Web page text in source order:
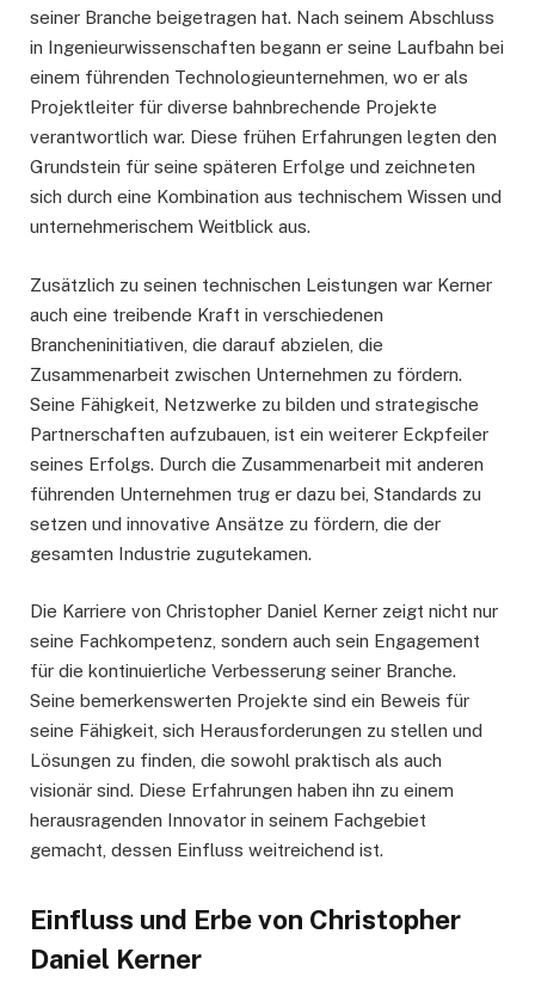
seiner Branche beigetragen hat. Nach seinem Abschluss
in Ingenieurwissenschaften begann er seine Laufbahn bei
einem führenden Technologieunternehmen, wo er als
Projektleiter für diverse bahnbrechende Projekte
verantwortlich war. Diese frühen Erfahrungen legten den
Grundstein für seine späteren Erfolge und zeichneten
sich durch eine Kombination aus technischem Wissen und
unternehmerischem Weitblick aus.
Zusätzlich zu seinen technischen Leistungen war Kerner
auch eine treibende Kraft in verschiedenen
Brancheninitiativen, die darauf abzielen, die
Zusammenarbeit zwischen Unternehmen zu fördern.
Seine Fähigkeit, Netzwerke zu bilden und strategische
Partnerschaften aufzubauen, ist ein weiterer Eckpfeiler
seines Erfolgs. Durch die Zusammenarbeit mit anderen
führenden Unternehmen trug er dazu bei, Standards zu
setzen und innovative Ansätze zu fördern, die der
gesamten Industrie zugutekamen.
Die Karriere von Christopher Daniel Kerner zeigt nicht nur
seine Fachkompetenz, sondern auch sein Engagement
für die kontinuierliche Verbesserung seiner Branche.
Seine bemerkenswerten Projekte sind ein Beweis für
seine Fähigkeit, sich Herausforderungen zu stellen und
Lösungen zu finden, die sowohl praktisch als auch
visionär sind. Diese Erfahrungen haben ihn zu einem
herausragenden Innovator in seinem Fachgebiet
gemacht, dessen Einfluss weitreichend ist.
Einfluss und Erbe von Christopher
Daniel Kerner